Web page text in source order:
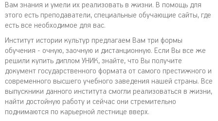
Вам знания и умели их реализовать в жизни. В помощь для
этого есть преподаватели, специальные обучающие сайты, где
есть все необходимое для вас.
Институт истории культур предлагаем Вам три формы
обучения - очную, заочную и дистанционную. Если Вы все же
решили купить диплом УНИК, знайте, что Вы получите
документ государственного формата от самого престижного и
современного высшего учебного заведения нашей страны. Все
выпускники данного института смогли реализоваться в жизни,
найти достойную работу и сейчас они стремительно
поднимаются по карьерной лестнице вверх.